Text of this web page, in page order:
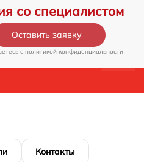
со специалистом
Оставить заявку
c политикой конфиденциальности
Контакты